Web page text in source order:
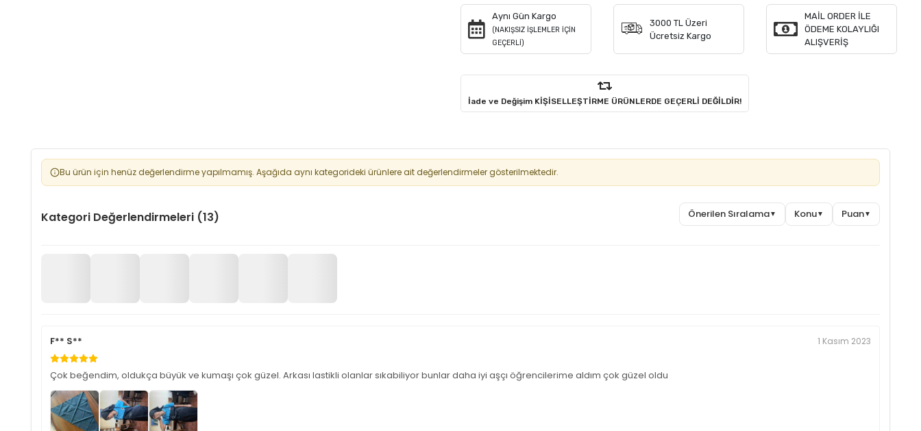
Aynı Gün Kargo
(NAKIŞSIZ İŞLEMLER İÇİN
GEÇERLİ)
3000 TL Üzeri
Ücretsiz Kargo
MAİL ORDER İLE
ÖDEME KOLAYLIĞI
ALIŞVERİŞ
İade ve Değişim KİŞİSELLEŞTİRME ÜRÜNLERDE GEÇERLİ DEĞİLDİR!
Bu ürün için henüz değerlendirme yapılmamış. Aşağıda aynı kategorideki ürünlere ait değerlendirmeler gösterilmektedir.
Kategori Değerlendirmeleri (13) Önerilen Sıralama▼ Konu▼ Puan▼
F** S** 1 Kasım 2023
Çok beğendim, oldukça büyük ve kumaşı çok güzel. Arkası lastikli olanlar sıkabiliyor bunlar daha iyi aşçı öğrencilerime aldım çok güzel oldu